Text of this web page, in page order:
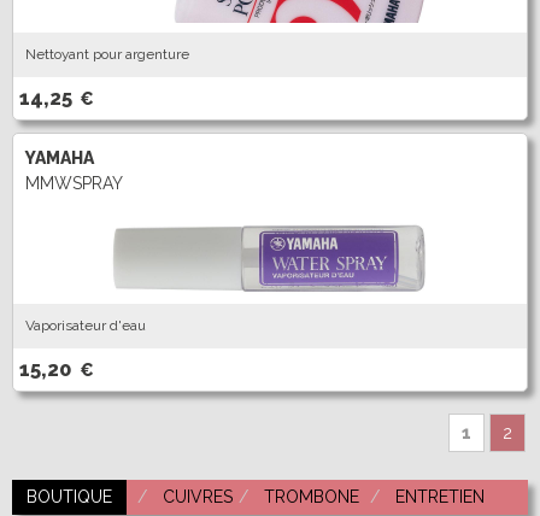
Nettoyant pour argenture
14,25 €
YAMAHA
MMWSPRAY
Vaporisateur d'eau
15,20 €
1 2
BOUTIQUE CUIVRES TROMBONE ENTRETIEN